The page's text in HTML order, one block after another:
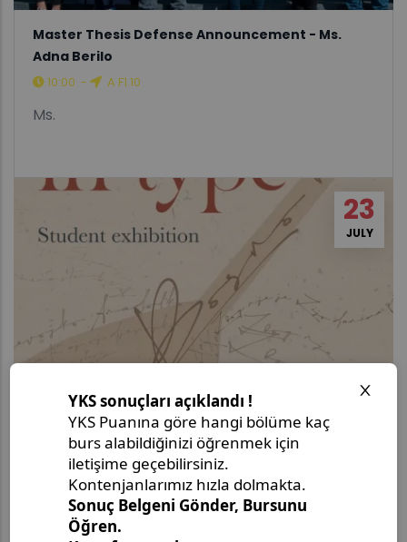
Master Thesis Defense Announcement - Ms.
Adna Berilo
10:00 - A F1.10
Ms.
23
JULY
Student Exhibition: Sevdah in Type
20:00- Svrzo's House – Museum of Sarajevo
Join us for the opening of&nbsp;Sevdah in Type,